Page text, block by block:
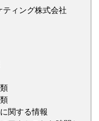
ティング株式会社
関する情報